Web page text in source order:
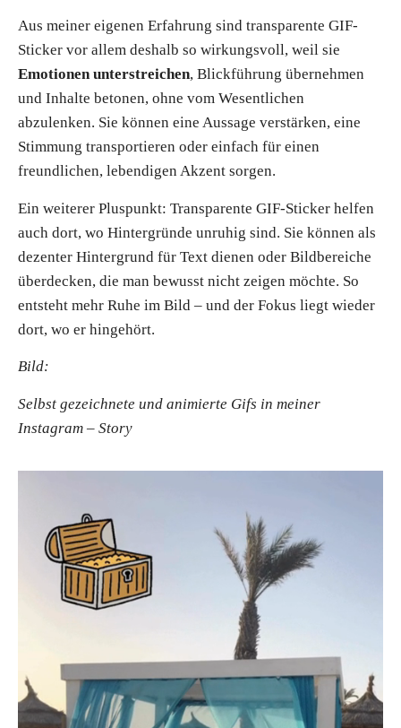
Aus meiner eigenen Erfahrung sind transparente GIF-
Sticker vor allem deshalb so wirkungsvoll, weil sie
Emotionen unterstreichen, Blickführung übernehmen
und Inhalte betonen, ohne vom Wesentlichen
abzulenken. Sie können eine Aussage verstärken, eine
Stimmung transportieren oder einfach für einen
freundlichen, lebendigen Akzent sorgen.
Ein weiterer Pluspunkt: Transparente GIF-Sticker helfen
auch dort, wo Hintergründe unruhig sind. Sie können als
dezenter Hintergrund für Text dienen oder Bildbereiche
überdecken, die man bewusst nicht zeigen möchte. So
entsteht mehr Ruhe im Bild – und der Fokus liegt wieder
dort, wo er hingehört.
Bild:
Selbst gezeichnete und animierte Gifs in meiner
Instagram – Story